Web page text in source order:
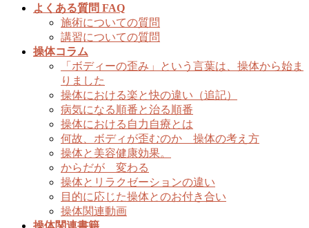
よくある質問 FAQ
施術についての質問
講習についての質問
操体コラム
「ボディーの歪み」という言葉は、操体から始ま
りました
操体における楽と快の違い（追記）
病気になる順番と治る順番
操体における自力自療とは
何故、ボディが歪むのか 操体の考え方
操体と美容健康効果。
からだが 変わる
操体とリラクゼーションの違い
目的に応じた操体とのお付き合い
操体関連動画
操体関連書籍